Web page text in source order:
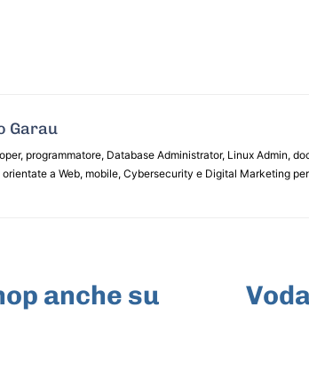
Garau
programmatore, Database Administrator, Linux Admin,
a Web, mobile, Cybersecurity e Digital Marketing
anche su